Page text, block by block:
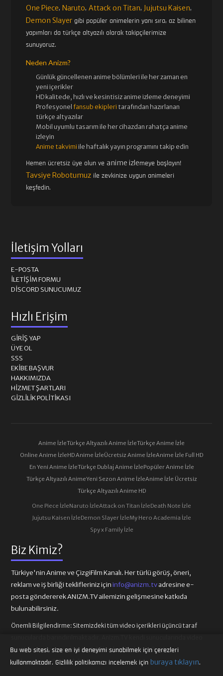
One Piece, Naruto,Attack on Titan, Jujutsu Kaisen,
Demon Slayer gibi popüler animelerin yanı sıra, az bilinen
yapımları da türkçe altyazılı olarak takipçilerimize
sunuyoruz.
Neden Anizm?
Günlük güncellenen anime bölümleri ile her zaman en
yeni içerikler
HD kalitede, hızlı ve kesintisiz anime izleme deneyimi
Profesyonelfansub ekipleri tarafından hazırlanan
türkçe altyazılar
Mobil uyumlu tasarım ile her cihazdan rahatça anime
izleyin
Anime takvimi ile haftalık yayın programını takip edin
Hemen ücretsiz üye olun ve anime izlemeye başlayın!
Tavsiye Robotumuz ile zevkinize uygun animeleri
keşfedin.
Biz Kimiz?
Türkiye'nin Anime ve ÇizgiFilm Kanalı. Her türlü görüş, öneri,
reklam ve iş birliği teklifleriniz içininfo@anizm.tvadresine e-
posta göndererek ANIZM.TV ailemizin gelişmesine katkıda
bulunabilirsiniz.
Önemli Bilgilendirme: Sitemizdeki tüm video içerikleri üçüncü taraf
içeriği barındırmamaktadır. Telif hakkı talepleri ilgili video
sağlayıcılarına iletilmelidir.
İletişim Yolları
E-POSTA
İLETIŞIM FORMU
DISCORD SUNUCUMUZ
Hızlı Erişim
GIRIŞ YAP
ÜYE OL
SSS
EKIBE BAŞVUR
HAKKIMIZDA
HIZMET ŞARTLARI
GIZLILIK POLITIKASI
Anime İzleTürkçe Altyazılı Anime İzleTürkçe Anime İzle
Online Anime İzleHD Anime İzleÜcretsiz Anime İzleAnime İzle Full HD
En Yeni Anime İzleTürkçe Dublaj Anime İzlePopüler Anime İzle
Türkçe Altyazılı AnimeYeni Sezon Anime İzleAnime İzle Ücretsiz
Türkçe Altyazılı Anime HD
One Piece İzleNaruto İzleAttack on Titan İzleDeath Note İzle
Jujutsu Kaisen İzleDemon Slayer İzleMy Hero Academia İzle
Spy x Family İzle
Bu web sitesi, size en iyi deneyimi sunabilmek için çerezleri
kullanmaktadır. Gizlilik politikamızı incelemek için buraya tıklayın.